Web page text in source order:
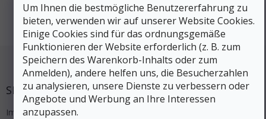
Um Ihnen die bestmögliche Benutzererfahrung zu
bieten, verwenden wir auf unserer Website Cookies.
Einige Cookies sind für das ordnungsgemäße
Funktionieren der Website erforderlich (z. B. zum
Speichern des Warenkorb-Inhalts oder zum
Anmelden), andere helfen uns, die Besucherzahlen
zu analysieren, unsere Dienste zu verbessern oder
Angebote und Werbung an Ihre Interessen
anzupassen.
Fußzeile
SERVICE
Impressum